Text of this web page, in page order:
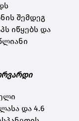
შემდეგ
იწყებს და
და 4.6